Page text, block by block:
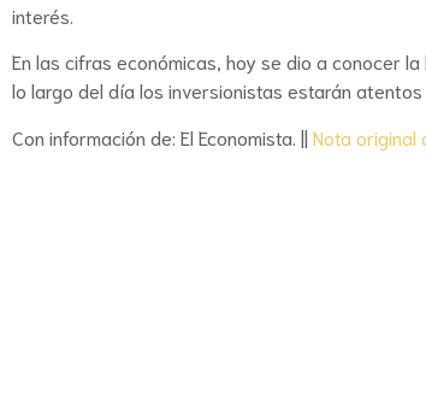
interés.
En las cifras económicas, hoy se dio a conocer
lo largo del día los inversionistas estarán atentos
Con información de: El Economista. || Nota original